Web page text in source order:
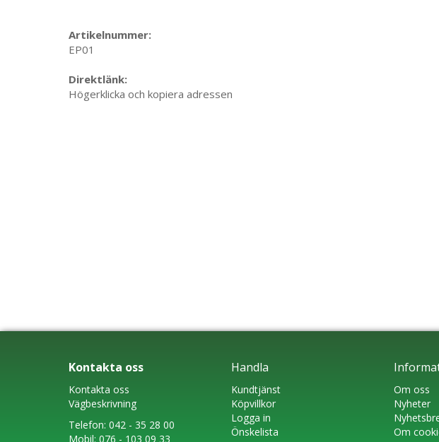
Artikelnummer:
EP01
Direktlänk:
Högerklicka och kopiera adressen
Kontakta oss
Kontakta oss
Vägbeskrivning
Telefon: 042 - 35 28 00
Mobil: 076 - 103 09 33
Handla
Kundtjänst
Köpvillkor
Logga in
Önskelista
Om oss
Nyheter
Om